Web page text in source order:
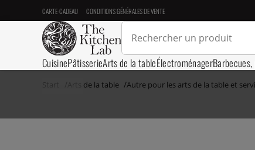
CARTE-CADEAU CONDITIONS GÉNÉRALES DE VENTE
CuisinePâtisserieArts de la tableÉlectroménager
Start Arts de la table Autre pour les arts de la table et